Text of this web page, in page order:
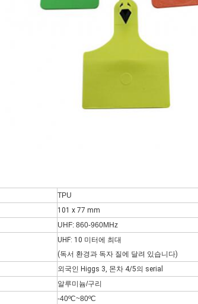
TPU
101 x 77 mm
UHF: 860-960MHz
UHF: 10 미터에 최대
(독서 환경과 독자 질에 달려 있습니다)
외국인 Higgs 3, 몬차 4/5의 serial
알루미늄/구리
-40ºC~80ºC